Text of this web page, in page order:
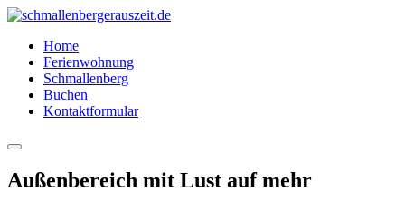
Home
Ferienwohnung
Schmallenberg
Buchen
Kontaktformular
Hauptmenü
Außenbereich mit Lust auf mehr